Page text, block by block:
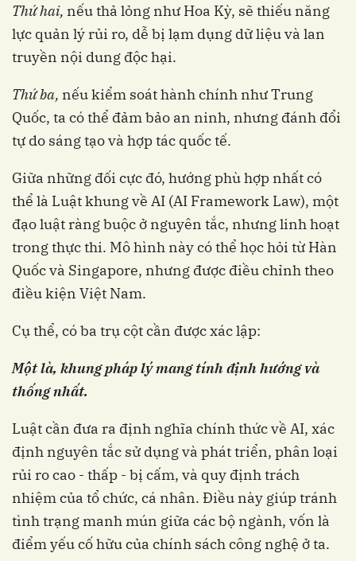
Thứ hai, nếu thả lỏng như Hoa Kỳ, sẽ thiếu năng
lực quản lý rủi ro, dễ bị lạm dụng dữ liệu và lan
truyền nội dung độc hại.
Thứ ba, nếu kiểm soát hành chính như Trung
Quốc, ta có thể đảm bảo an ninh, nhưng đánh đổi
tự do sáng tạo và hợp tác quốc tế.
Giữa những đối cực đó, hướng phù hợp nhất có
thể là Luật khung về AI (AI Framework Law), một
đạo luật ràng buộc ở nguyên tắc, nhưng linh hoạt
trong thực thi. Mô hình này có thể học hỏi từ Hàn
Quốc và Singapore, nhưng được điều chỉnh theo
điều kiện Việt Nam.
Cụ thể, có ba trụ cột cần được xác lập:
Một là, khung pháp lý mang tính định hướng và
thống nhất.
Luật cần đưa ra định nghĩa chính thức về AI, xác
định nguyên tắc sử dụng và phát triển, phân loại
rủi ro cao - thấp - bị cấm, và quy định trách
nhiệm của tổ chức, cá nhân. Điều này giúp tránh
tình trạng manh mún giữa các bộ ngành, vốn là
điểm yếu cố hữu của chính sách công nghệ ở ta.